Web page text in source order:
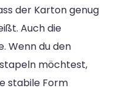
der Karton genug
Auch die
Wenn du den
möchtest,
stabile Form